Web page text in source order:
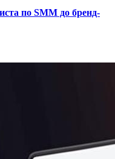
по SMM до бренд-